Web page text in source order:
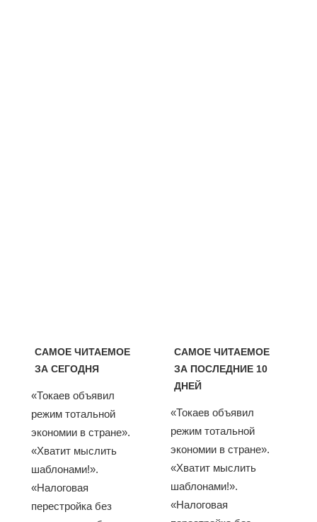
САМОЕ ЧИТАЕМОЕ
ЗА СЕГОДНЯ
«Токаев объявил
режим тотальной
экономии в стране».
«Хватит мыслить
шаблонами!».
«Налоговая
перестройка без
САМОЕ ЧИТАЕМОЕ
ЗА ПОСЛЕДНИЕ 10
ДНЕЙ
«Токаев объявил
режим тотальной
экономии в стране».
«Хватит мыслить
шаблонами!».
«Налоговая